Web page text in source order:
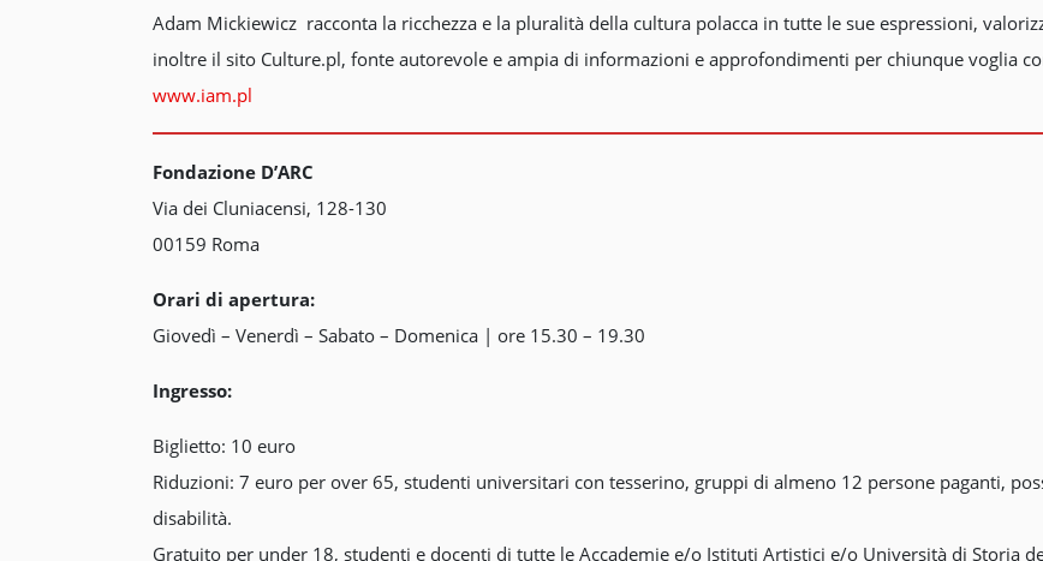
Adam Mickiewicz racconta la ricchezza e la pluralità della cultura polacca in tutte le sue espressioni,
inoltre il sito Culture.pl, fonte autorevole e ampia di informazioni e approfondimenti per chiunque voglia
www.iam.pl
Fondazione D’ARC
Via dei Cluniacensi, 128-130
00159 Roma
Orari di apertura:
Giovedì – Venerdì – Sabato – Domenica | ore 15.30 – 19.30
Ingresso:
Biglietto: 10 euro
Riduzioni: 7 euro per over 65, studenti universitari con tesserino, gruppi di almeno 12 persone paganti,
disabilità.
Gratuito per under 18, studenti e docenti di tutte le Accademie e/o Istituti Artistici e/o Università di Storia